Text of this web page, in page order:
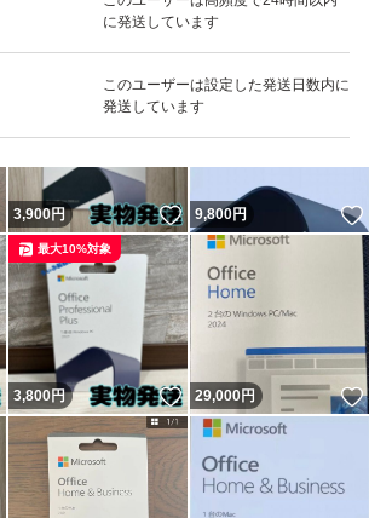
に発送しています
このユーザーは設定した発送日数内に
発送しています
いいね！
7,500
いいね！
3,900円 いいね！
9,800円
いいね！
3,800円 いいね！
最大10%対象
29,000円